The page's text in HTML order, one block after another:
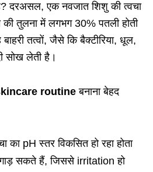
दरअसल, एक नवजात शिशु की त्वचा
तुलना में लगभग 30% पतली होती
तत्वों, जैसे कि बैक्टीरिया, धूल,
सोख लेती है।
routineबनाना बेहद
का pH स्तर विकसित हो रहा होता
सकते हैं, जिससे irritation हो